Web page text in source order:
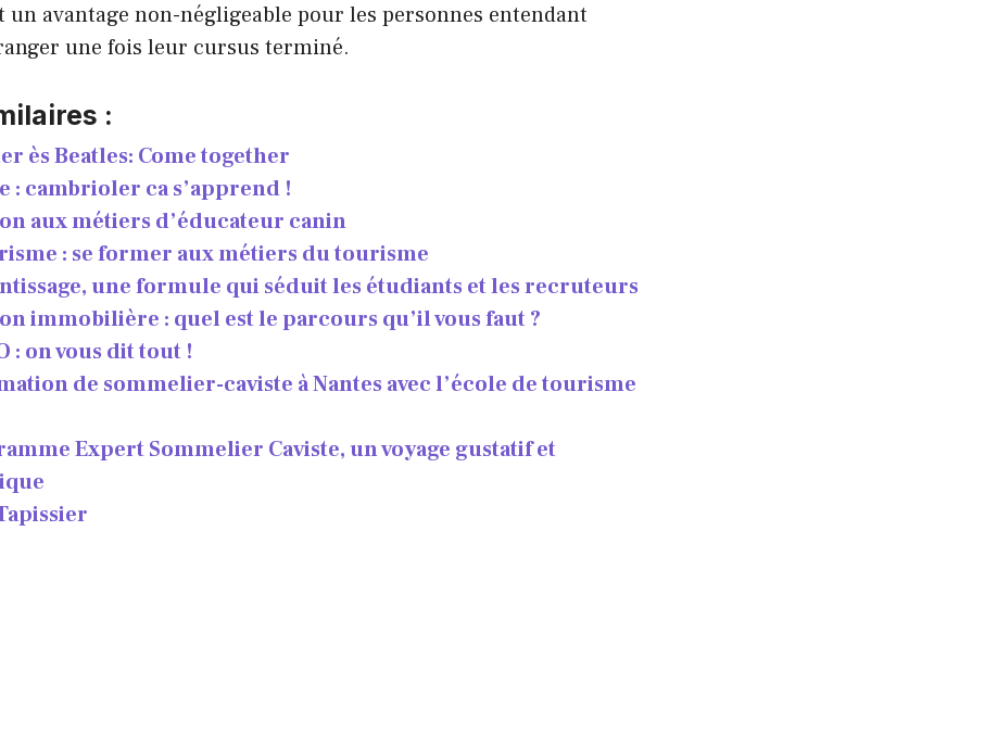
un avantage non-négligeable pour les personnes entendant
une fois leur cursus terminé.
:
ès Beatles: Come together
: cambrioler ca s’apprend !
aux métiers d’éducateur canin
: se former aux métiers du tourisme
une formule qui séduit les étudiants et les recruteurs
immobilière : quel est le parcours qu’il vous faut ?
: on vous dit tout !
de sommelier-caviste à Nantes avec l’école de tourisme
Expert Sommelier Caviste, un voyage gustatif et